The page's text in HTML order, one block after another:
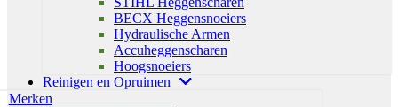
BECX Heggensnoeiers
Hydraulische Armen
Accuheggenscharen
Hoogsnoeiers
Reinigen en Opruimen
Merken